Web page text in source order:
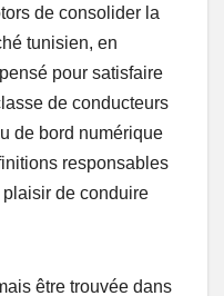
de consolider la
tunisien, en
pour satisfaire
de conducteurs
de bord numérique
responsables
de conduire
être trouvée dans